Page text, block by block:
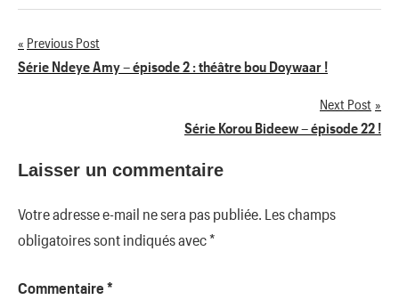
Navigation
Previous Post
Série Ndeye Amy – épisode 2 : théâtre bou Doywaar !
Next Post
Série Korou Bideew – épisode 22 !
Laisser un commentaire
Votre adresse e-mail ne sera pas publiée. Les champs
obligatoires sont indiqués avec*
Commentaire *